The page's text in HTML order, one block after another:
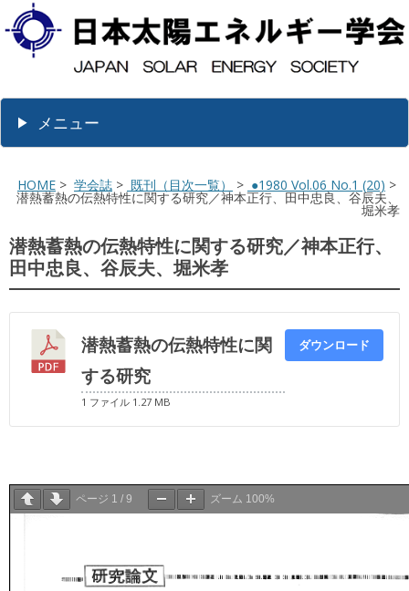
メニュー
HOME > 学会誌 > 既刊（目次一覧） > ●1980 Vol.06 No.1 (20) >
潜熱蓄熱の伝熱特性に関する研究／神本正行、田中忠良、谷辰夫、
堀米孝
潜熱蓄熱の伝熱特性に関する研究／神本正行、
田中忠良、谷辰夫、堀米孝
潜熱蓄熱の伝熱特性に関
する研究
1 ファイル 1.27 MB
ダウンロード
ページ 1 / 9 ズーム 100%